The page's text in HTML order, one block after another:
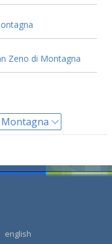
Zeno di Montagna
Montagna
english